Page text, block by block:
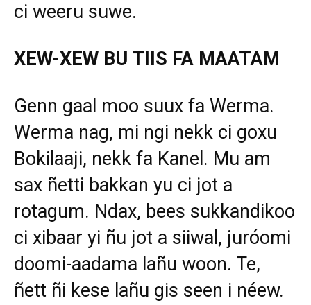
ci weeru suwe.
XEW-XEW BU TIIS FA MAATAM
Genn gaal moo suux fa Werma.
Werma nag, mi ngi nekk ci goxu
Bokilaaji, nekk fa Kanel. Mu am
sax ñetti bakkan yu ci jot a
rotagum. Ndax, bees sukkandikoo
ci xibaar yi ñu jot a siiwal, juróomi
doomi-aadama lañu woon. Te,
ñett ñi kese lañu gis seen i néew.